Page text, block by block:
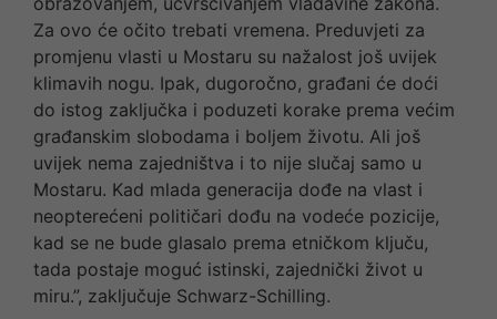
Za ovo će očito trebati vremena. Preduvjeti za
promjenu vlasti u Mostaru su nažalost još uvijek
klimavih nogu. Ipak, dugoročno, građani će doći
do istog zaključka i poduzeti korake prema većim
građanskim slobodama i boljem životu. Ali još
uvijek nema zajedništva i to nije slučaj samo u
Mostaru. Kad mlada generacija dođe na vlast i
neopterećeni političari dođu na vodeće pozicije,
kad se ne bude glasalo prema etničkom ključu,
tada postaje moguć istinski, zajednički život u
miru.”, zaključuje Schwarz-Schilling.